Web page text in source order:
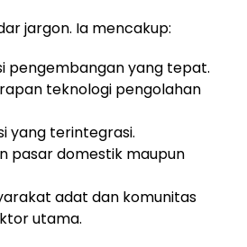
jargon. Ia mencakup:
pengembangan yang tepat.
teknologi pengolahan
yang terintegrasi.
pasar domestik maupun
adat dan komunitas
utama.